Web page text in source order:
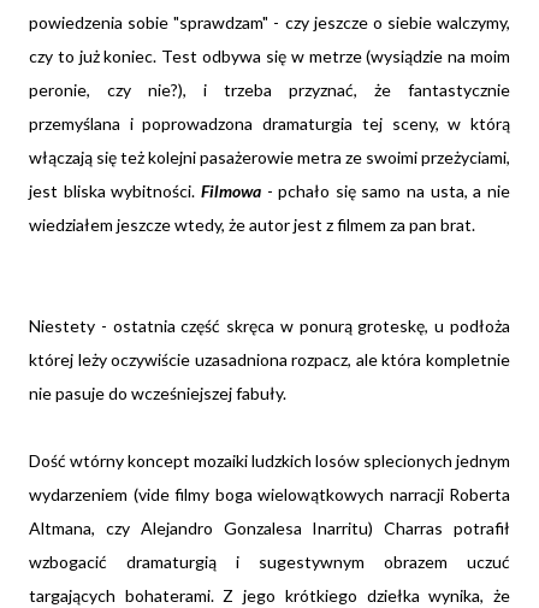
powiedzenia sobie "sprawdzam" - czy jeszcze o siebie walczymy,
czy to już koniec. Test odbywa się w metrze (wysiądzie na moim
peronie, czy nie?), i trzeba przyznać, że fantastycznie
przemyślana i poprowadzona dramaturgia tej sceny, w którą
włączają się też kolejni pasażerowie metra ze swoimi przeżyciami,
jest bliska wybitności. Filmowa- pchało się samo na usta, a nie
wiedziałem jeszcze wtedy, że autor jest z filmem za pan brat.
Niestety - ostatnia część skręca w ponurą groteskę, u podłoża
której leży oczywiście uzasadniona rozpacz, ale która kompletnie
nie pasuje do wcześniejszej fabuły.
Dość wtórny koncept mozaiki ludzkich losów splecionych jednym
wydarzeniem (vide filmy boga wielowątkowych narracji Roberta
Altmana, czy Alejandro Gonzalesa Inarritu) Charras potrafił
wzbogacić dramaturgią i sugestywnym obrazem uczuć
targających bohaterami. Z jego krótkiego dziełka wynika, że